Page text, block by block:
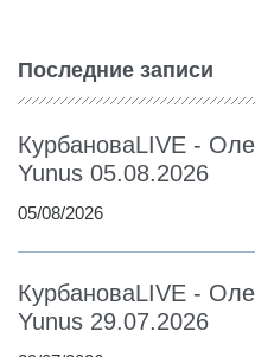
Последние записи
КурбановаLIVE -
Yunus 05.08.2026
05/08/2026
КурбановаLIVE -
Yunus 29.07.2026